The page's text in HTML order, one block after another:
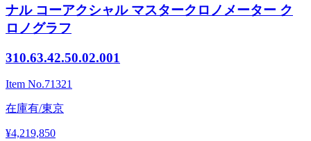
ナル コーアクシャル マスタークロノメーター ク
ロノグラフ
310.63.42.50.02.001
Item No.71321
在庫有/東京
¥4,219,850